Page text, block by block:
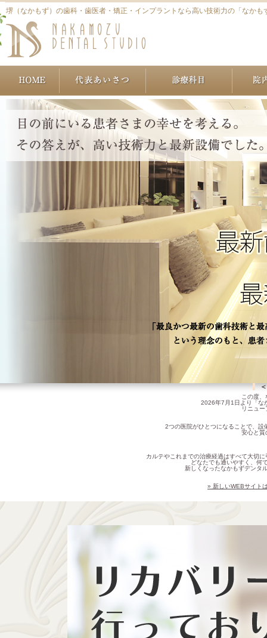
堺（なかもず）の歯科・歯医者・矯正・インプラントなら高い技術力の「なかも
この度
2026年7月1日より「な
リニュ
2つの医院がひとつになることで、
安心と質
カルテやこれまでの治療経過はすべて大切
どなたでも通いやすく、何
新しくなったなかもずデンタ
» 新しいWEBサイト